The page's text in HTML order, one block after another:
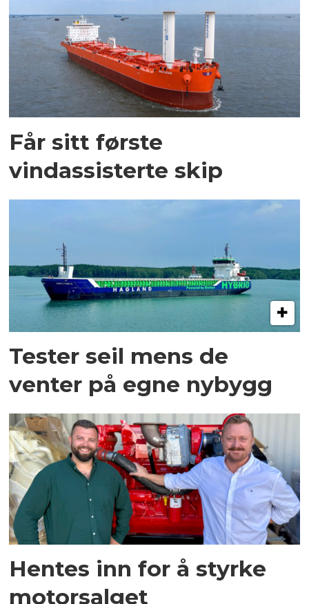
Får sitt første
vindassisterte skip
Tester seil mens de
venter på egne nybygg
Hentes inn for å styrke
motorsalget